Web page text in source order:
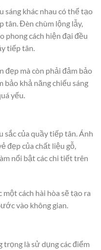
sáng khác nhau có thể tạo
tân. Đèn chùm lộng lẫy,
phong cách hiện đại đều
tiếp tân.
đẹp mà còn phải đảm bảo
bảo khả năng chiếu sáng
yếu.
sắc của quầy tiếp tân. Ánh
đẹp của chất liệu gỗ,
nổi bật các chi tiết trên
cách hài hòa sẽ tạo ra
vào không gian.
trọng là sử dụng các điểm